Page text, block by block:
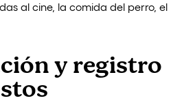
al cine, la comida del perro, el
y registro